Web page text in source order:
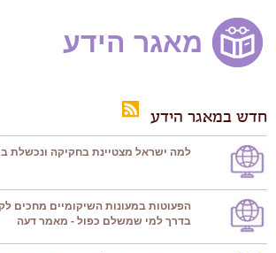
מאגר הידע
חדש במאגר הידע
למה ישראל מצטיינת בחקיקה ונכשלת
הפעוטות במעונות השיקומיים מחכים
בדרך למי שמשלם כפול - מאמר דעה